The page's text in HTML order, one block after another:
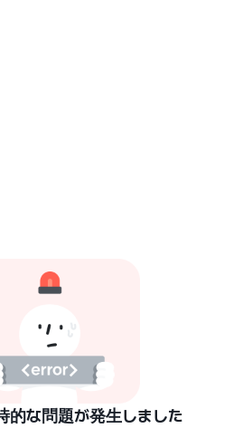
的な問題が発生しました